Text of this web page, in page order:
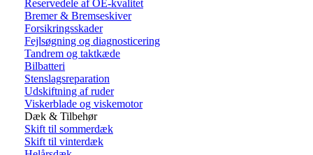
Reservedele af OE-kvalitet
Bremer & Bremseskiver
Forsikringsskader
Fejlsøgning og diagnosticering
Tandrem og taktkæde
Bilbatteri
Stenslagsreparation
Udskiftning af ruder
Viskerblade og viskemotor
Dæk & Tilbehør
Skift til sommerdæk
Skift til vinterdæk